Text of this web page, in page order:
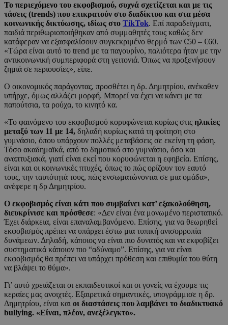
Το περιεχόμενο του εκφοβισμού, συχνά σχετίζεται και με τις
τάσεις (trends) που επικρατούν στο διαδίκτυο και στα μέσα
κοινωνικής δικτύωσης, ιδίως στο TikTok. Επί παραδείγματι,
παιδιά περιθωριοποιήθηκαν από συμμαθητές τους καθώς δεν
κατάφεραν να εξασφαλίσουν συγκεκριμένο θερμό των €50 – €60.
«Τώρα είναι αυτό το trend με τα παγουρίνο, παλιότερα ήταν με την
αντικοινωνική συμπεριφορά στη γειτονιά. Όπως να προξενήσουν
ζημιά σε περιουσίες», είπε.
Ο οικονομικός παράγοντας, προσθέτει η δρ. Δημητρίου, ανέκαθεν
υπήρχε, όμως αλλάζει μορφή. Μπορεί να έχει να κάνει με τα
παπούτσια, τα ρούχα, το κινητό κα.
«Το φαινόμενο του εκφοβισμού κορυφώνεται κυρίως στις ηλικίες
μεταξύ των 11 με 14, δηλαδή κυρίως κατά τη φοίτηση στο
γυμνάσιο, όπου υπάρχουν πολλές μεταβάσεις σε εκείνη τη φάση.
Τόσο ακαδημαϊκά, από το δημοτικό στο γυμνάσιο, όσο και
αναπτυξιακά, γιατί είναι εκεί που κορυφώνεται η εφηβεία. Επίσης,
είναι και οι κοινωνικές πτυχές, όπως το πώς ορίζουν τον εαυτό
τους, την ταυτότητά τους, πώς ενσωματώνονται σε μια ομάδα»,
ανέφερε η δρ Δημητρίου.
Ο εκφοβισμός είναι κάτι που συμβαίνει κατ’ εξακολούθηση,
διευκρίνισε και πρόσθεσε: «Δεν είναι ένα μονωμένο περιστατικό.
Έχει διάρκεια, είναι επαναλαμβανόμενο. Επίσης, για να θεωρηθεί
εκφοβισμός πρέπει να υπάρχει έστω μια τυπική ανισορροπία
δυνάμεων. Δηλαδή, κάποιος να είναι πιο δυνατός και να εκφοβίζει
συστηματικά κάποιον πιο “αδύναμο”. Επίσης, για να είναι
εκφοβισμός θα πρέπει να υπάρχει πρόθεση και επιθυμία του θύτη
να βλάψει το θύμα».
Γι’ αυτό χρειάζεται οι εκπαιδευτικοί και οι γονείς να έχουμε τις
κεραίες μας ανοιχτές. Εξαιρετικά σημαντικές, υπογράμμισε η δρ.
Δημητρίου, είναι και οι διαστάσεις που λαμβάνει το διαδικτυακό
bullying. «Είναι, πλέον, ανεξέλεγκτο».